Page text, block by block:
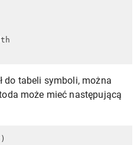
do tabeli symboli, można
może mieć następującą